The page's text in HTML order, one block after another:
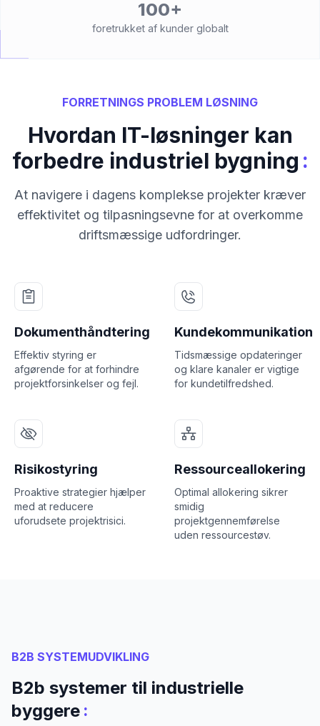
100+
foretrukket af kunder globalt
FORRETNINGS PROBLEM LØSNING
Hvordan IT-løsninger kan
forbedre industriel bygning :
At navigere i dagens komplekse projekter kræver
effektivitet og tilpasningsevne for at overkomme
driftsmæssige udfordringer.
Dokumenthåndtering
Effektiv styring er
afgørende for at forhindre
projektforsinkelser og fejl.
Kundekommunikation
Tidsmæssige opdateringer
og klare kanaler er vigtige
for kundetilfredshed.
Risikostyring
Proaktive strategier hjælper
med at reducere
uforudsete projektrisici.
Ressourceallokering
Optimal allokering sikrer
smidig
projektgennemførelse
uden ressourcestøv.
B2B SYSTEMUDVIKLING
B2b systemer til industrielle
byggere :